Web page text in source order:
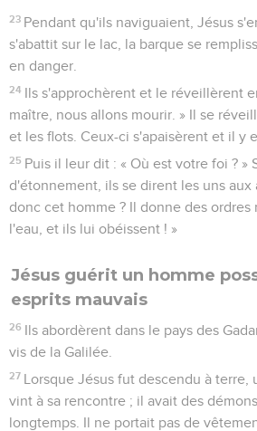
23 Pendant qu'ils naviguaient, Jésus
s'abattit sur le lac, la barque se
en danger.
24 Ils s'approchèrent et le réveillèrent
maître, nous allons mourir. » Il se
et les flots. Ceux-ci s'apaisèrent et il y
25 Puis il leur dit : « Où est votre foi ? »
d'étonnement, ils se dirent les uns aux
donc cet homme ? Il donne des ordres
l'eau, et ils lui obéissent ! »
Jésus guérit un homme
esprits mauvais
26 Ils abordèrent dans le pays des
vis de la Galilée.
27 Lorsque Jésus fut descendu à terre,
vint à sa rencontre ; il avait des
longtemps. Il ne portait pas de